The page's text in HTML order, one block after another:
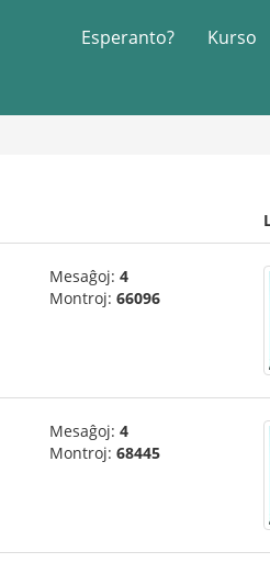
Esperanto? Kurso
Mesaĝoj: 4
Montroj: 66096
Mesaĝoj: 4
Montroj: 68445